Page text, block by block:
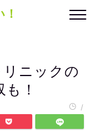
ニックの
！
/